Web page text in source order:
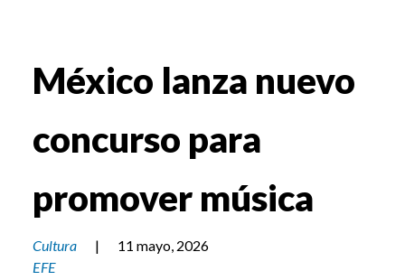
México lanza nuevo
concurso para
promover música
Cultura |
11 mayo, 2026
EFE